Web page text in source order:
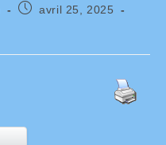
Publication
avril 25, 2025